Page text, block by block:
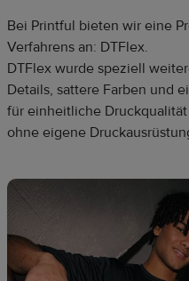
Bei Printful bieten wir eine
Verfahrens an: DTFlex.
DTFlex wurde speziell
Details, sattere Farben und
für einheitliche
ohne eigene